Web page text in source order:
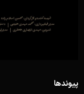
پیوندها